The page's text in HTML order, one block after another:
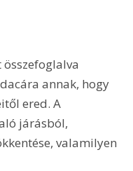
annak, hogy
ered. A
járásból,
valamilyen